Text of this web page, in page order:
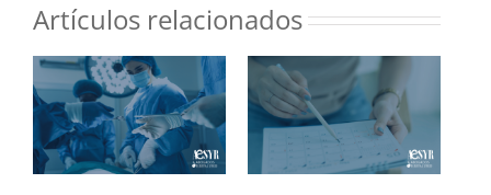
Artículos relacionados